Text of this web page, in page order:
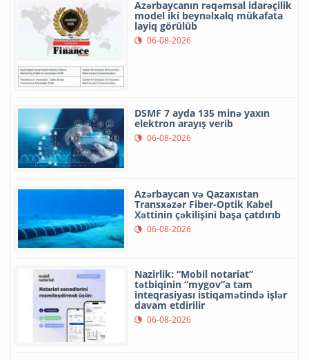
Azərbaycanın rəqəmsal idarəçilik
model iki beynəlxalq mükafata
layiq görülüb
06-08-2026
DSMF 7 ayda 135 minə yaxın
elektron arayış verib
06-08-2026
Azərbaycan və Qazaxıstan
Transxəzər Fiber-Optik Kabel
Xəttinin çəkilişini başa çatdırıb
06-08-2026
Nazirlik: “Mobil notariat”
tətbiqinin “mygov”a tam
inteqrasiyası istiqamətində işlər
davam etdirilir
06-08-2026